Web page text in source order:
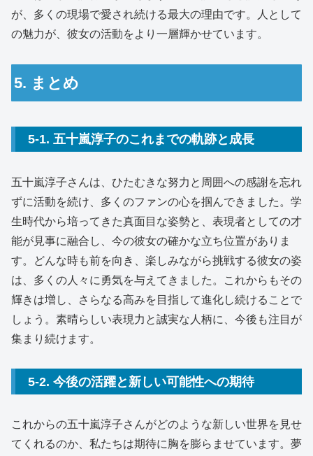
が、多くの現場で愛され続ける最大の理由です。人として
の魅力が、彼女の活動をより一層輝かせています。
5. まとめ
5-1. 五十嵐淳子のこれまでの軌跡と成長
五十嵐淳子さんは、ひたむきな努力と周囲への感謝を忘れ
ずに活動を続け、多くのファンの心を掴んできました。学
生時代から培ってきた真面目な姿勢と、表現者としての才
能が見事に融合し、今の彼女の確かな立ち位置がありま
す。どんな時も前を向き、楽しみながら挑戦する彼女の姿
は、多くの人々に勇気を与えてきました。これからもその
輝きは増し、さらなる高みを目指して進化し続けることで
しょう。素晴らしい表現力と誠実な人柄に、今後も注目が
集まり続けます。
5-2. 今後の活躍と新しい可能性への期待
これからの五十嵐淳子さんがどのような新しい世界を見せ
てくれるのか、私たちは期待に胸を膨らませています。夢